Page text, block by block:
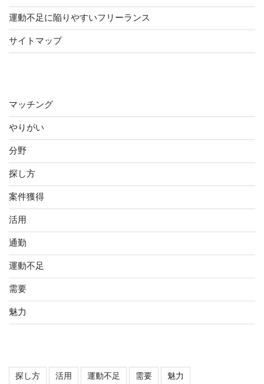
運動不足に陥りやすいフリーランス
サイトマップ
マッチング
やりがい
分野
探し方
案件獲得
活用
通勤
運動不足
需要
魅力
探し方 活用 運動不足 需要 魅力